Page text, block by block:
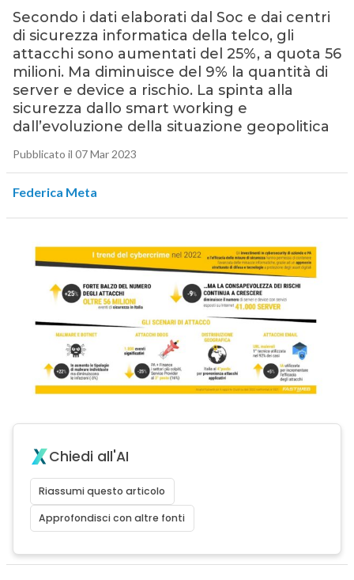
Secondo i dati elaborati dal Soc e dai centri
di sicurezza informatica della telco, gli
attacchi sono aumentati del 25%, a quota 56
milioni. Ma diminuisce del 9% la quantità di
server e device a rischio. La spinta alla
sicurezza dallo smart working e
dall’evoluzione della situazione geopolitica
Pubblicato il 07 Mar 2023
Federica Meta
Chiedi all'AI
Riassumi questo articolo
Approfondisci con altre fonti